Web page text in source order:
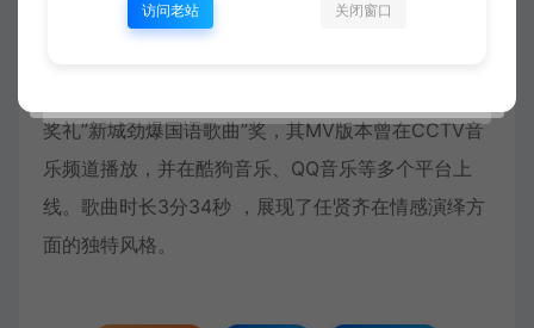
《好聚好散》是由阿信作词、作曲，李雨寰编曲，
奖礼”新城劲爆国语歌曲”奖，其MV版本曾在CCTV音
乐频道播放，并在酷狗音乐、QQ音乐等多个平台上
线。歌曲时长3分34秒 ，展现了任贤齐在情感演绎方
面的独特风格。
访问老站 关闭窗口